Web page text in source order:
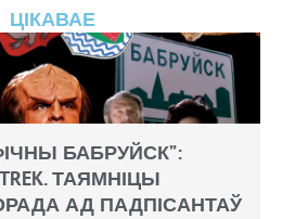
ЦІКАВАЕ
БАБРУЙСК”:
ТАЯМНІЦЫ
АД ПАДПІСАНТАЎ